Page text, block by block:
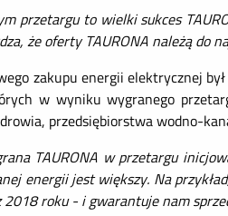
przetargu to wielki sukces
że oferty TAURONA należą do
zakupu energii elektrycznej
w wyniku wygranego
przedsiębiorstwa wodno-
TAURONA w przetargu
energii jest większy. Na
roku - i gwarantuje nam